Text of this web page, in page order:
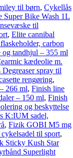
til børn, Cykellås
Super Bike Wash 1L
til
, Elite cannibal
carbon
tandhjul – 355 ml
kædeolie m.
spray til
rengøring,
266 ml, Finish line
– 150 ml, Finish
og beskyttelse
K:IUM sadel,
, Fizik GOBI M5 mg
til sport,
Sticky Kush Star
Superlight